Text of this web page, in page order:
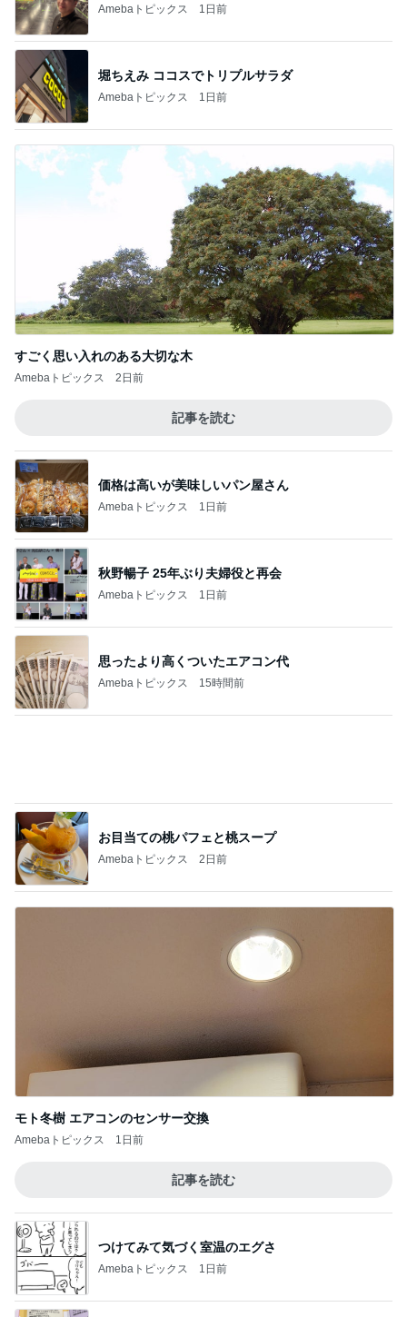
Amebaトピックス 1日前
堀ちえみ ココスでトリプルサラダ
Amebaトピックス 1日前
すごく思い入れのある大切な木
Amebaトピックス 2日前
記事を読む
価格は高いが美味しいパン屋さん
Amebaトピックス 1日前
秋野暢子 25年ぶり夫婦役と再会
Amebaトピックス 1日前
思ったより高くついたエアコン代
Amebaトピックス 15時間前
お目当ての桃パフェと桃スープ
Amebaトピックス 2日前
モト冬樹 エアコンのセンサー交換
Amebaトピックス 1日前
記事を読む
つけてみて気づく室温のエグさ
Amebaトピックス 1日前